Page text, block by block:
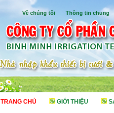
TRANG CHỦ GIỚI THIỆU
Về chúng tôi Thông tin chung